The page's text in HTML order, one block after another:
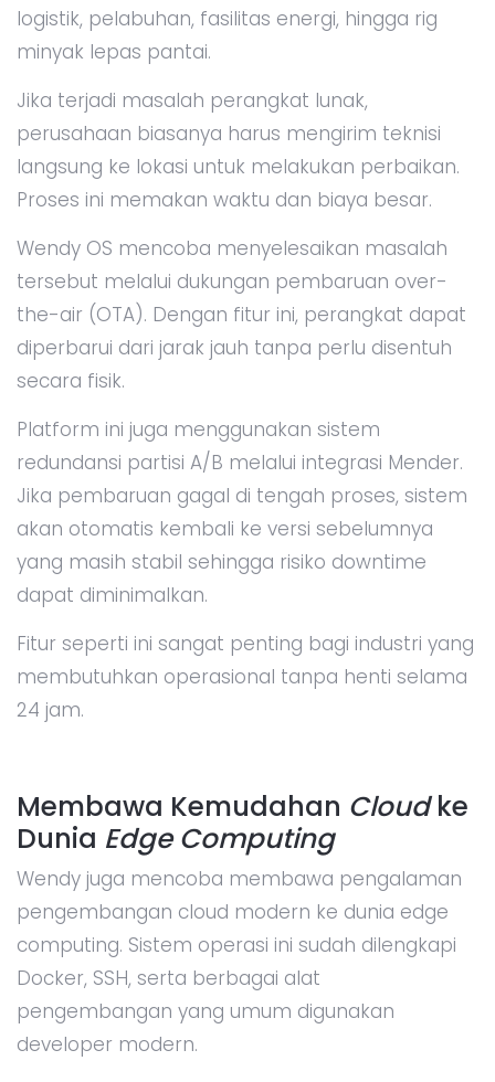
logistik, pelabuhan, fasilitas energi, hingga rig
minyak lepas pantai.
Jika terjadi masalah perangkat lunak,
perusahaan biasanya harus mengirim teknisi
langsung ke lokasi untuk melakukan perbaikan.
Proses ini memakan waktu dan biaya besar.
Wendy OS mencoba menyelesaikan masalah
tersebut melalui dukungan pembaruan over-
the-air (OTA). Dengan fitur ini, perangkat dapat
diperbarui dari jarak jauh tanpa perlu disentuh
secara fisik.
Platform ini juga menggunakan sistem
redundansi partisi A/B melalui integrasi Mender.
Jika pembaruan gagal di tengah proses, sistem
akan otomatis kembali ke versi sebelumnya
yang masih stabil sehingga risiko downtime
dapat diminimalkan.
Fitur seperti ini sangat penting bagi industri yang
membutuhkan operasional tanpa henti selama
24 jam.
Membawa Kemudahan Cloudke
Dunia Edge Computing
Wendy juga mencoba membawa pengalaman
pengembangan cloud modern ke dunia edge
computing. Sistem operasi ini sudah dilengkapi
Docker, SSH, serta berbagai alat
pengembangan yang umum digunakan
developer modern.